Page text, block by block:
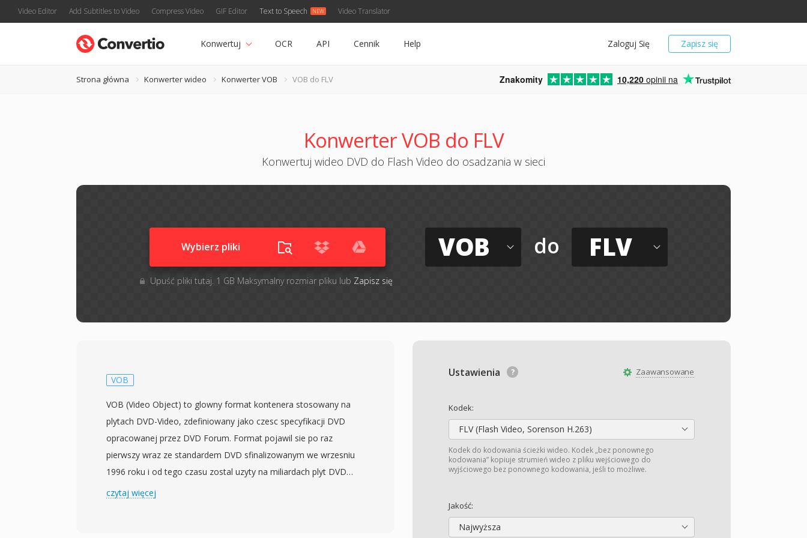
Video Editor Add Subtitles to Video Compress Video GIF Editor Text to Speech Video Translator
Zapisz się
Zaloguj Się
Konwertuj OCR API Cennik Help
Strona główna Konwerter wideo Konwerter VOB VOB do FLV Znakomity 10,220 opinii na
Konwerter VOB do FLV
Konwertuj wideo DVD do Flash Video do osadzania w sieci
Wybierz pliki
Upuść pliki tutaj. 1 GB Maksymalny rozmiar pliku lub Zapisz się
VOB do FLV
Zaawansowane
Ustawienia
Kodek:
FLV (Flash Video, Sorenson H.263)
Kodek do kodowania ścieżki wideo. Kodek „bez ponownego
kodowania” kopiuje strumień wideo z pliku wejściowego do
wyjściowego bez ponownego kodowania, jeśli to możliwe.
Jakość:
Najwyższa
VOB
VOB (Video Object) to glowny format kontenera stosowany na
plytach DVD-Video, zdefiniowany jako czesc specyfikacji DVD
opracowanej przez DVD Forum. Format pojawil sie po raz
pierwszy wraz ze standardem DVD sfinalizowanym we wrzesniu
1996 roku i od tego czasu zostal uzyty na miliardach plyt DVD
wyprodukowanych na calym swiecie. Pliki VOB sa oparte na
czytaj więcej